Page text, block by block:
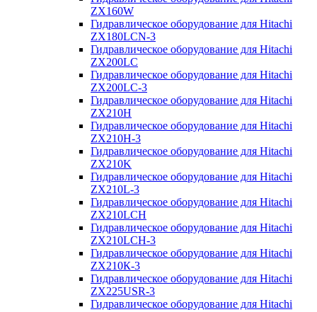
ZX160W
Гидравлическое оборудование для Hitachi
ZX180LCN-3
Гидравлическое оборудование для Hitachi
ZX200LC
Гидравлическое оборудование для Hitachi
ZX200LC-3
Гидравлическое оборудование для Hitachi
ZX210H
Гидравлическое оборудование для Hitachi
ZX210H-3
Гидравлическое оборудование для Hitachi
ZX210K
Гидравлическое оборудование для Hitachi
ZX210L-3
Гидравлическое оборудование для Hitachi
ZX210LCH
Гидравлическое оборудование для Hitachi
ZX210LCH-3
Гидравлическое оборудование для Hitachi
ZX210К-3
Гидравлическое оборудование для Hitachi
ZX225USR-3
Гидравлическое оборудование для Hitachi